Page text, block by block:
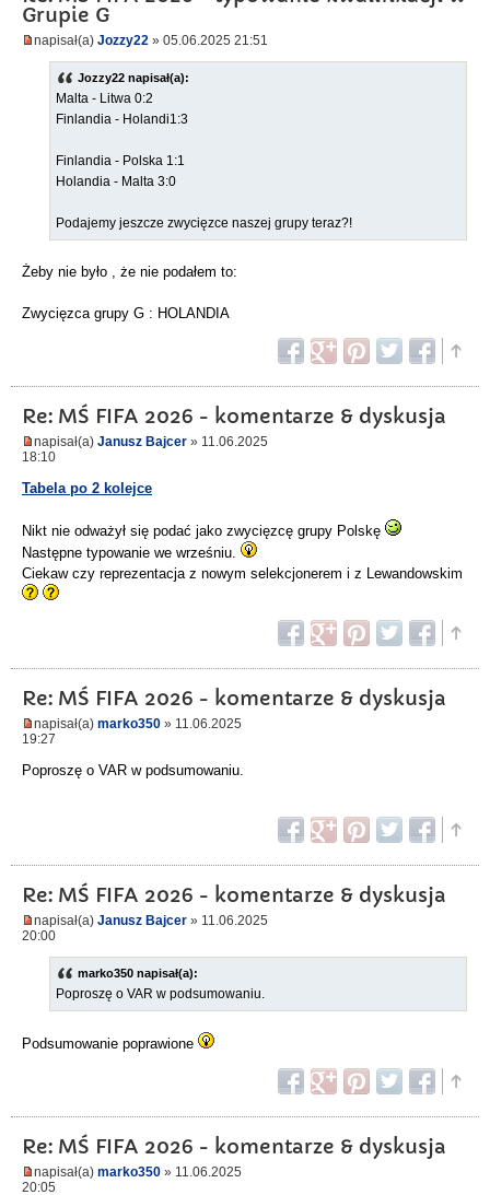
Grupie G
napisał(a) Jozzy22 » 05.06.2025 21:51
Jozzy22 napisał(a):
Malta - Litwa 0:2
Finlandia - Holandi1:3
Finlandia - Polska 1:1
Holandia - Malta 3:0
Podajemy jeszcze zwycięzce naszej grupy teraz?!
Żeby nie było , że nie podałem to:
Zwycięzca grupy G : HOLANDIA
Re: MŚ FIFA 2026 - komentarze & dyskusja
napisał(a) Janusz Bajcer » 11.06.2025
18:10
Tabela po 2 kolejce
Nikt nie odważył się podać jako zwycięzcę grupy Polskę
Następne typowanie we wrześniu.
Ciekaw czy reprezentacja z nowym selekcjonerem i z Lewandowskim
Re: MŚ FIFA 2026 - komentarze & dyskusja
napisał(a) marko350 » 11.06.2025
19:27
Poproszę o VAR w podsumowaniu.
Re: MŚ FIFA 2026 - komentarze & dyskusja
napisał(a) Janusz Bajcer » 11.06.2025
20:00
marko350 napisał(a):
Poproszę o VAR w podsumowaniu.
Podsumowanie poprawione
Re: MŚ FIFA 2026 - komentarze & dyskusja
napisał(a) marko350 » 11.06.2025
20:05